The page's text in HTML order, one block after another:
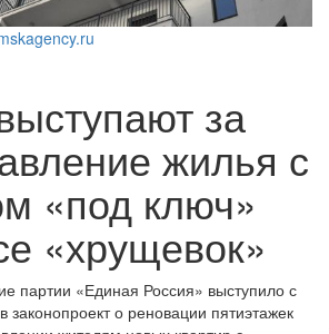
за
жилья с
«под ключ»
«хрущевок»
партии «Единая Россия» выступило с
законопроект о реновации пятиэтажек